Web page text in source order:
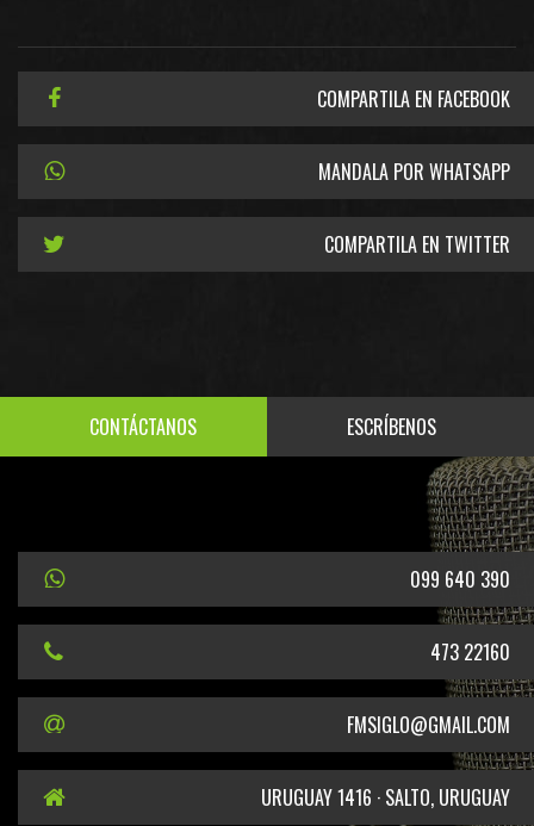
COMPARTILA EN FACEBOOK
MANDALA POR WHATSAPP
COMPARTILA EN TWITTER
CONTÁCTANOS ESCRÍBENOS
099 640 390
473 22160
FMSIGLO@GMAIL.COM
URUGUAY 1416 · SALTO, URUGUAY